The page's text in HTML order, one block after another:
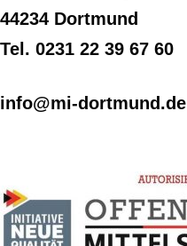
44234 Dortmund
Tel. 0231 22 39 67 60
info@mi-dortmund.de